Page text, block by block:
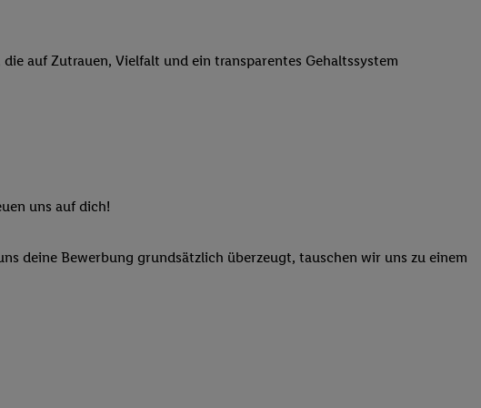
auf Zutrauen, Vielfalt und ein transparentes Gehaltssystem
uns auf dich!
deine Bewerbung grundsätzlich überzeugt, tauschen wir uns zu einem
, die Utiq-
Kennung für Utiq erstellt. Wir
weiter unten erläuterten
Utiq-Technologie für digitales
Weitere Informationen
Daten und zu Ihrem Recht,